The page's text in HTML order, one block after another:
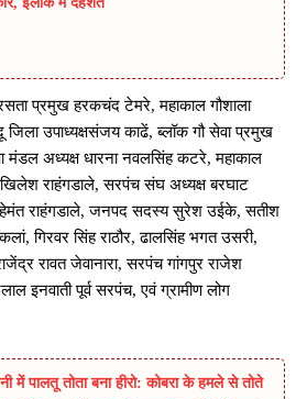
प्रमुख हरकचंद टेमरे, महाकाल गौशाला
जिला उपाध्यक्षसंजय काढें, ब्लॉक गौ सेवा प्रमुख
मंडल अध्यक्ष धारना नवलसिंह कटरे, महाकाल
राहंगडाले, सरपंच संघ अध्यक्ष बरघाट
हेमंत राहंगडाले, जनपद सदस्य सुरेश उईके, सतीश
गिरवर सिंह राठौर, ढालसिंह भगत उसरी,
रावत जेवानारा, सरपंच गांगपुर राजेश
इनवाती पूर्व सरपंच, एवं ग्रामीण लोग
में पालतू तोता बना हीरो: कोबरा के हमले से तोते